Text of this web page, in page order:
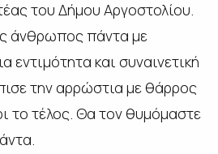
του Δήμου Αργοστολίου.
άνθρωπος πάντα με
εντιμότητα και συναινετική
την αρρώστια με θάρρος
το τέλος. Θα τον θυμόμαστε